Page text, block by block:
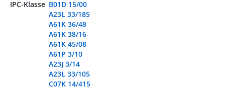
IPC-Klasse B01D 15/00
A23L 33/185
A61K 36/48
A61K 38/16
A61K 45/08
A61P 3/10
A23J 3/14
A23L 33/105
C07K 14/415